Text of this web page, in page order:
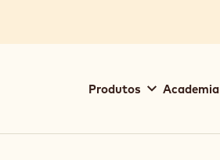
navigation
Produtos Academia